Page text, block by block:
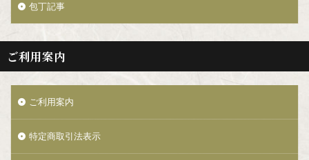
包丁記事
ご利用案内
ご利用案内
特定商取引法表示